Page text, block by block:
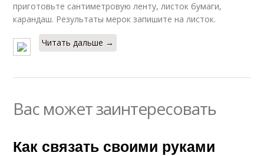
приготовьте сантиметровую ленту, листок бумаги,
карандаш. Результаты мерок запишите на листок.
Читать дальше →
Вас может заинтересовать
Как связать своими руками